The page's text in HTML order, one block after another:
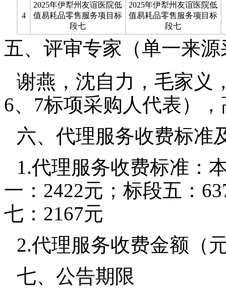
4
2025年伊犁州友谊医院低
值易耗品零售服务项目标
段七
2025年伊犁州友谊医院低
值易耗品零售服务项目标
段七
五、评审专家（单一来
谢燕，沈自力，毛家义
6、7标项采购人代表）
六、代理服务收费标准
1.代理服务收费标准：
一：2422元；标段五：
七：2167元
2.代理服务收费金额（
七、公告期限